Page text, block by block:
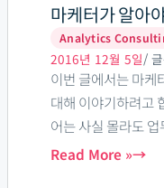
마케터가 알아
2016년 12월 5일/
Analytics
이번 글에서는 마케
대해 이야기하려고
어는 사실 몰라도
찾아보면 되니까요.
이
터
분
석
용
어
1
Read More »